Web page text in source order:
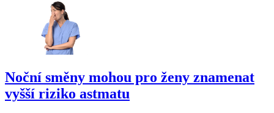
Noční směny mohou pro ženy znamenat
vyšší riziko astmatu